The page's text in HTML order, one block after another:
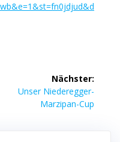
Nächster:
Nächster
Beitrag:
Unser Niederegger-
Marzipan-Cup